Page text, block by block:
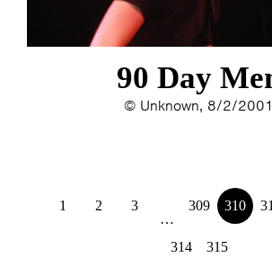
90 Day
© Unknown, 8/2/2001
1 2
3
…
309 310
314 315